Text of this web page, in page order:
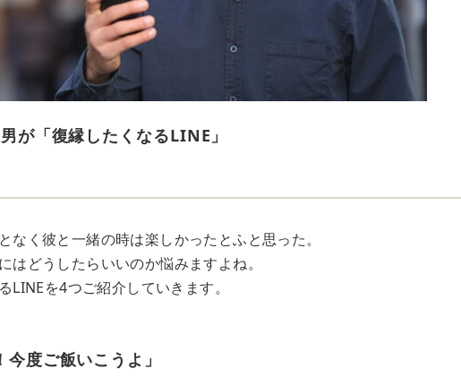
が「復縁したくなるLINE」
なく彼と一緒の時は楽しかったとふと思った。
はどうしたらいいのか悩みますよね。
LINEを4つご紹介していきます。
今度ご飯いこうよ」